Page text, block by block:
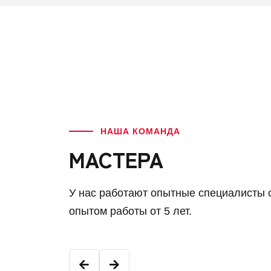
НАША КОМАНДА
МАСТЕРА
У нас работают опытные специалисты
опытом работы от 5 лет.